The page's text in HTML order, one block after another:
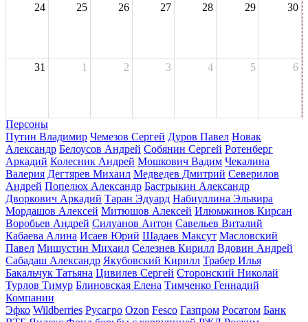
24 25 26 27 28 29 30
31 1 2 3 4 5 6
Персоны
Путин Владимир Чемезов Сергей Дуров Павел Новак
Александр Белоусов Андрей Собянин Сергей Ротенберг
Аркадий Колесник Андрей Мошкович Вадим Чекалина
Валерия Дегтярев Михаил Медведев Дмитрий Северилов
Андрей Попелюх Александр Бастрыкин Александр
Дворкович Аркадий Таран Эдуард Набиуллина Эльвира
Мордашов Алексей Митюшов Алексей Илюмжинов Кирсан
Воробьев Андрей Силуанов Антон Савельев Виталий
Кабаева Алина Исаев Юрий Шадаев Максут Масловский
Павел Мишустин Михаил Селезнев Кирилл Вдовин Андрей
Сабадаш Александр Якубовский Кирилл Трабер Илья
Бакальчук Татьяна Цивилев Сергей Сторонский Николай
Турлов Тимур Блиновская Елена Тимченко Геннадий
Компании
Эфко Wildberries Русагро Ozon Fesco Газпром Росатом Банк